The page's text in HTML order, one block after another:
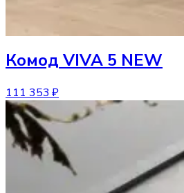
Комод VIVA 5 NEW
111 353 ₽